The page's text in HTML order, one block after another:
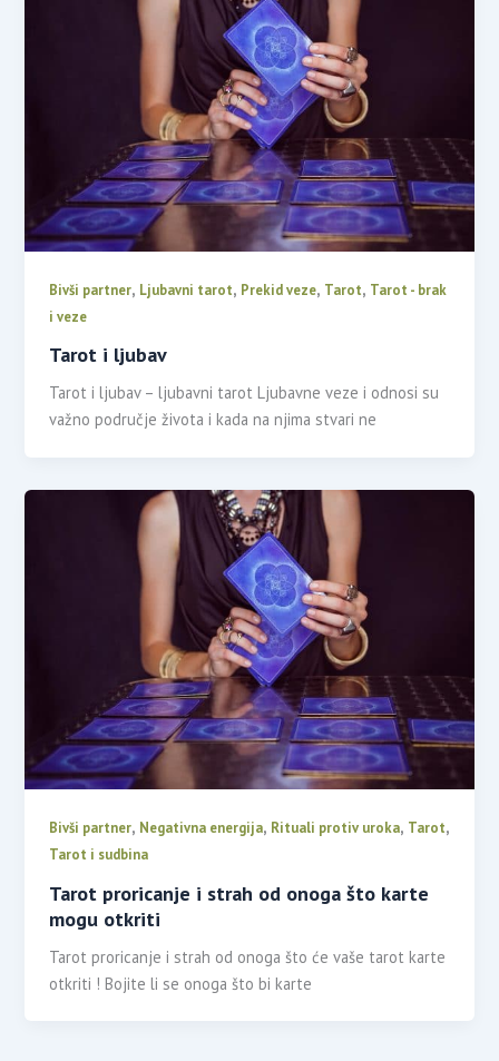
Bivši partner, Ljubavni tarot, Prekid veze, Tarot, Tarot - brak
i veze
Tarot i ljubav
Tarot i ljubav – ljubavni tarot Ljubavne veze i odnosi su
važno područje života i kada na njima stvari ne
Bivši partner, Negativna energija, Rituali protiv uroka, Tarot,
Tarot i sudbina
Tarot proricanje i strah od onoga što karte
mogu otkriti
Tarot proricanje i strah od onoga što će vaše tarot karte
otkriti ! Bojite li se onoga što bi karte